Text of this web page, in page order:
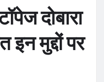
दोबारा
मुद्दों पर